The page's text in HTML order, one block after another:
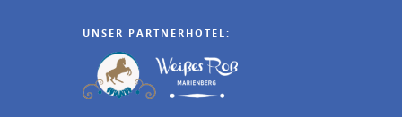
UNSER PARTNERHOTEL: